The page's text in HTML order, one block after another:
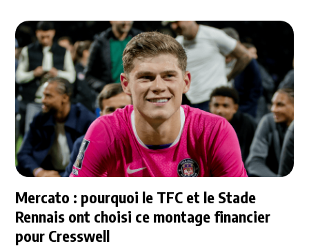
Mercato : pourquoi le TFC et le Stade
Rennais ont choisi ce montage financier
pour Cresswell